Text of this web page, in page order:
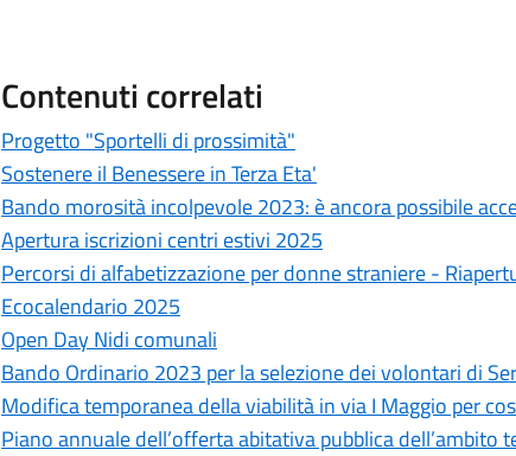
Contenuti correlati
Progetto "Sportelli di prossimità"
Sostenere il Benessere in Terza Eta'
Bando morosità incolpevole 2023: è ancora possibile
Apertura iscrizioni centri estivi 2025
Percorsi di alfabetizzazione per donne straniere -
Ecocalendario 2025
Open Day Nidi comunali
Bando Ordinario 2023 per la selezione dei volontari di
Modifica temporanea della viabilità in via I Maggio per
Piano annuale dell’offerta abitativa pubblica